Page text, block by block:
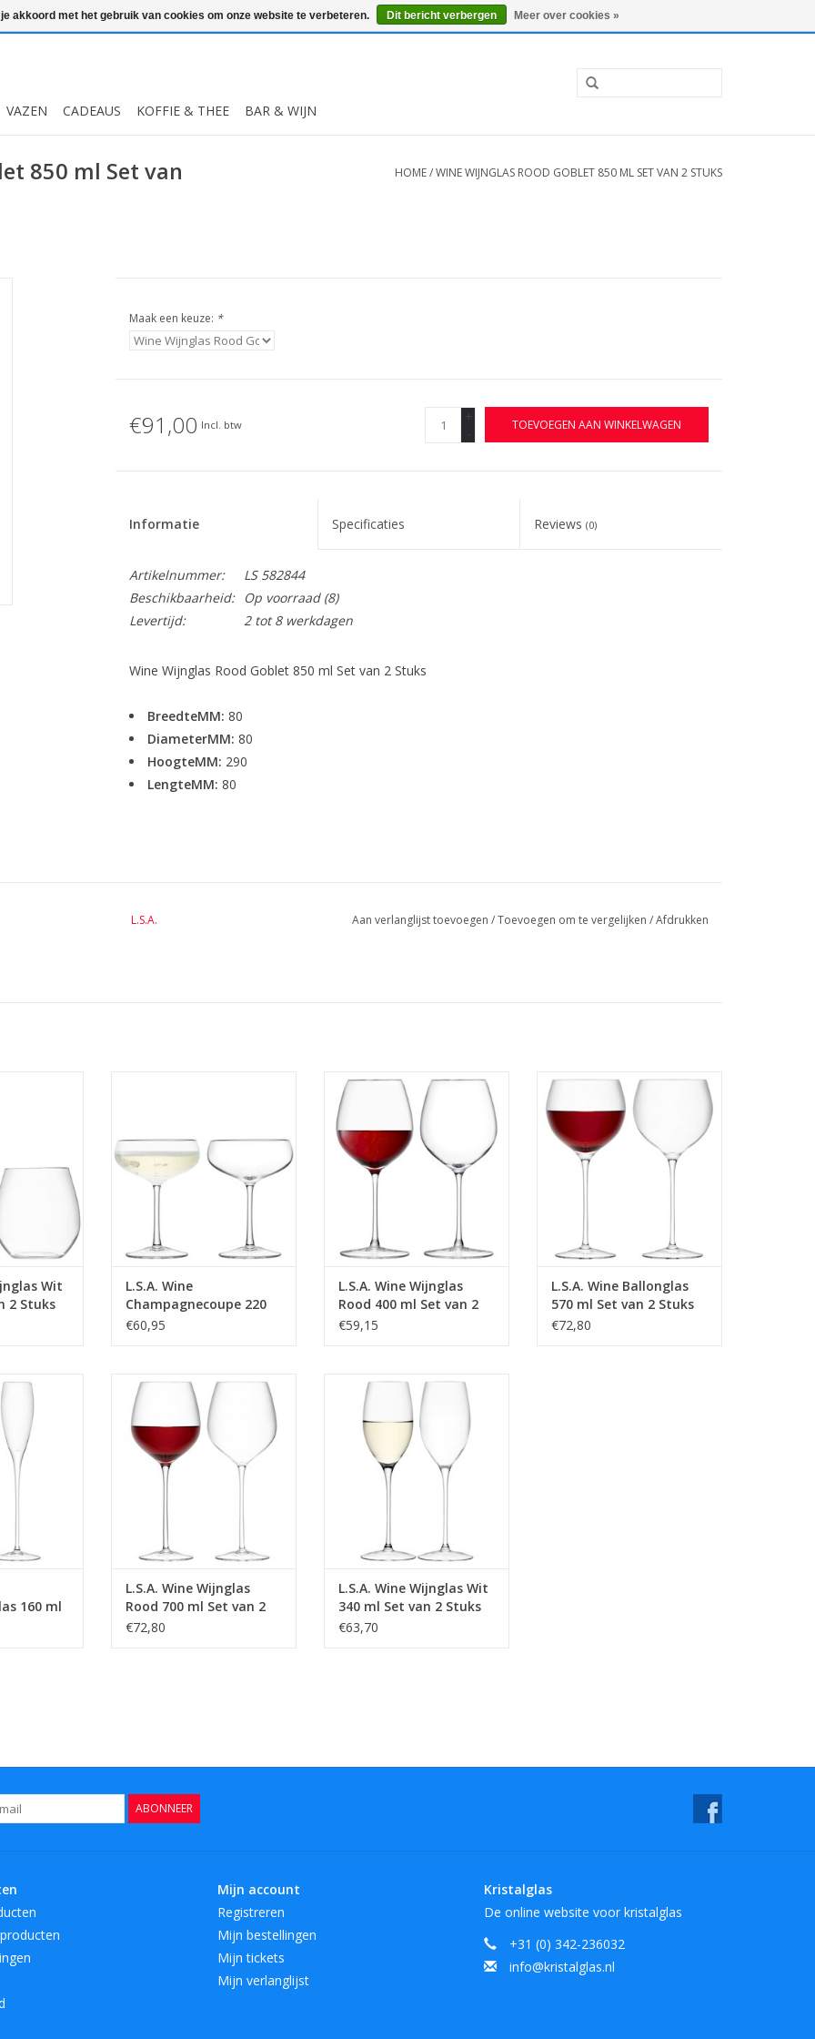
0 Artikelen - €0,00 Mijn account / Registreren
VAZEN CADEAUS KOFFIE & THEE BAR & WIJN
850 ml Set van
HOME/WINE WIJNGLAS ROOD GOBLET 850 ML SET VAN 2 STUKS
Maak een keuze: *
€91,00 Incl. btw
+
-
TOEVOEGEN AAN WINKELWAGEN
Informatie Specificaties Reviews(0)
Artikelnummer:
LS 582844
Beschikbaarheid:
Op voorraad(8)
Levertijd:
2 tot 8 werkdagen
Wine Wijnglas Rood Goblet 850 ml Set van 2 Stuks
BreedteMM: 80
DiameterMM: 80
HoogteMM: 290
LengteMM: 80
L.S.A. Aan verlanglijst toevoegen /Toevoegen om te vergelijken /Afdrukken
Wit
2 Stuks
L.S.A. Wine
Champagnecoupe 220
ml Set van 2 Stuks
€60,95
Wine Wijnglas Rood 400 ml Set
van 2 Stuks
MEER INFO
L.S.A. Wine Wijnglas
Rood 400 ml Set van 2
Stuks
€59,15
Wine Ballonglas 570 ml Set van 2
Stuks
MEER INFO
L.S.A. Wine Ballonglas
570 ml Set van 2 Stuks
€72,80
160 ml Set
160 ml
Wine Wijnglas Rood 700 ml Set
van 2 Stuks
MEER INFO
L.S.A. Wine Wijnglas
Rood 700 ml Set van 2
Stuks
€72,80
Wine Wijnglas Wit 340 ml Set van
2 Stuks
MEER INFO
L.S.A. Wine Wijnglas Wit
340 ml Set van 2 Stuks
€63,70
ABONNEER
Mijn account
Registreren
Mijn bestellingen
Mijn tickets
Mijn verlanglijst
Kristalglas
De online website voor kristalglas
+31 (0) 342-236032
info@kristalglas.nl
akkoord met het gebruik van cookies om onze website te verbeteren. Dit bericht verbergen Meer over cookies »